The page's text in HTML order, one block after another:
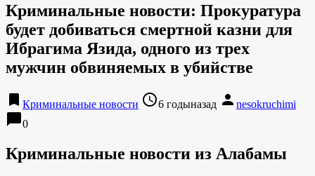
Криминальные новости: Прокуратура
будет добиваться смертной казни для
Ибрагима Язида, одного из трех
мужчин обвиняемых в убийстве
bookmark Криминальные новости access_time6 годыназад person nesokruchimi
chat_bubble0
Криминальные новости из Алабамы